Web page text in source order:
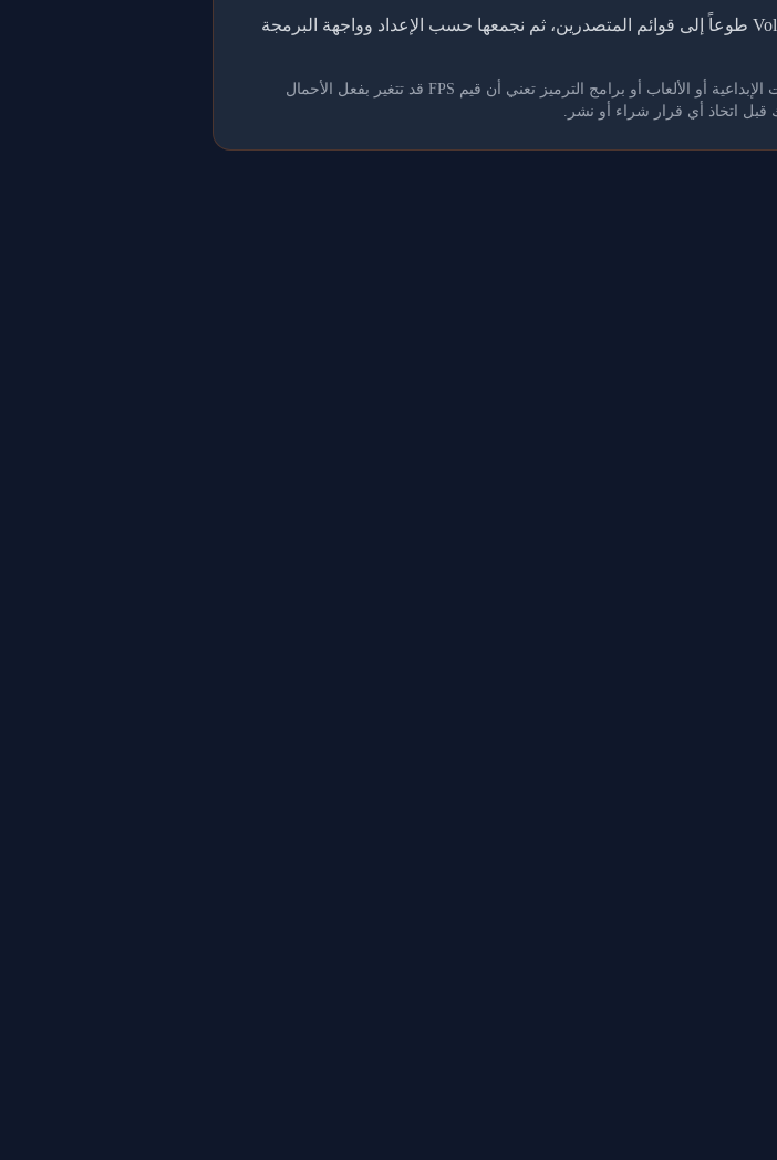
تعتمد هذه الجداول على نتائج يرفعها أعضاء مجتمع VolumeShader_BM طوعاً إلى قوائم المتصدرين، ثم نجمعها حسب الإعداد وواجهة البرمجة
تُعد هذه البيانات مرجعاً فقط؛ مشاركة وحدة معالجة الرسومات مع التطبيقات الإبداعية أو الألعاب أو برامج الترميز تعني أن قيم FPS قد تتغير بفعل الأحمال
قبل اتخاذ أي قرار شراء أو نشر.